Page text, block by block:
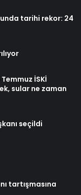
tarihi rekor: 24
İSKİ
sular ne zaman
seçildi
tartışmasına